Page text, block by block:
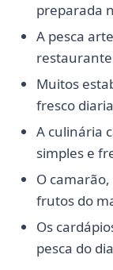
preparada
A pesca
Muitos
fresco
A culinária
simples e
O
frutos do
Os
pesca do